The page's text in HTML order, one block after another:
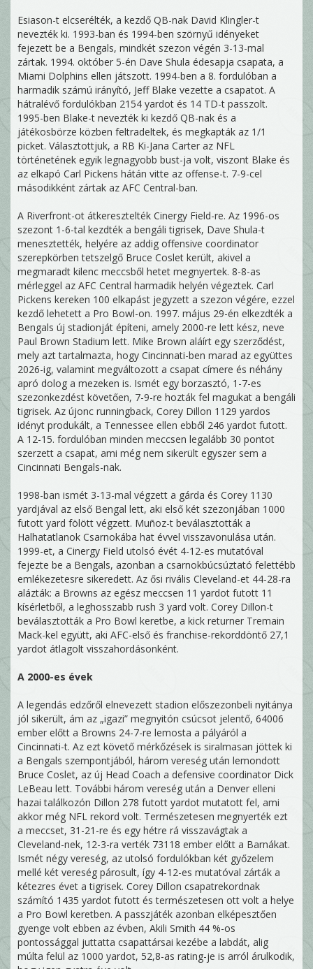
Esiason-t elcserélték, a kezdő QB-nak David Klingler-t
nevezték ki. 1993-ban és 1994-ben szörnyű idényeket
fejezett be a Bengals, mindkét szezon végén 3-13-mal
zártak. 1994. október 5-én Dave Shula édesapja csapata, a
Miami Dolphins ellen játszott. 1994-ben a 8. fordulóban a
harmadik számú irányító, Jeff Blake vezette a csapatot. A
hátralévő fordulókban 2154 yardot és 14 TD-t passzolt.
1995-ben Blake-t nevezték ki kezdő QB-nak és a
játékosbörze közben feltradeltek, és megkapták az 1/1
picket. Választottjuk, a RB Ki-Jana Carter az NFL
történetének egyik legnagyobb bust-ja volt, viszont Blake és
az elkapó Carl Pickens hátán vitte az offense-t. 7-9-cel
másodikként zártak az AFC Central-ban.
A Riverfront-ot átkeresztelték Cinergy Field-re. Az 1996-os
szezont 1-6-tal kezdték a bengáli tigrisek, Dave Shula-t
menesztették, helyére az addig offensive coordinator
szerepkörben tetszelgő Bruce Coslet került, akivel a
megmaradt kilenc meccsből hetet megnyertek. 8-8-as
mérleggel az AFC Central harmadik helyén végeztek. Carl
Pickens kereken 100 elkapást jegyzett a szezon végére, ezzel
kezdő lehetett a Pro Bowl-on. 1997. május 29-én elkezdték a
Bengals új stadionját építeni, amely 2000-re lett kész, neve
Paul Brown Stadium lett. Mike Brown aláírt egy szerződést,
mely azt tartalmazta, hogy Cincinnati-ben marad az együttes
2026-ig, valamint megváltozott a csapat címere és néhány
apró dolog a mezeken is. Ismét egy borzasztó, 1-7-es
szezonkezdést követően, 7-9-re hozták fel magukat a bengáli
tigrisek. Az újonc runningback, Corey Dillon 1129 yardos
idényt produkált, a Tennessee ellen ebből 246 yardot futott.
A 12-15. fordulóban minden meccsen legalább 30 pontot
szerzett a csapat, ami még nem sikerült egyszer sem a
Cincinnati Bengals-nak.
1998-ban ismét 3-13-mal végzett a gárda és Corey 1130
yardjával az első Bengal lett, aki első két szezonjában 1000
futott yard fölött végzett. Muñoz-t beválasztották a
Halhatatlanok Csarnokába hat évvel visszavonulása után.
1999-et, a Cinergy Field utolsó évét 4-12-es mutatóval
fejezte be a Bengals, azonban a csarnokbúcsúztató felettébb
emlékezetesre sikeredett. Az ősi rivális Cleveland-et 44-28-ra
alázták: a Browns az egész meccsen 11 yardot futott 11
kísérletből, a leghosszabb rush 3 yard volt. Corey Dillon-t
beválasztották a Pro Bowl keretbe, a kick returner Tremain
Mack-kel együtt, aki AFC-első és franchise-rekorddöntő 27,1
yardot átlagolt visszahordásonként.
A 2000-es évek
A legendás edzőről elnevezett stadion előszezonbeli nyitánya
jól sikerült, ám az „igazi” megnyitón csúcsot jelentő, 64006
ember előtt a Browns 24-7-re lemosta a pályáról a
Cincinnati-t. Az ezt követő mérkőzések is siralmasan jöttek ki
a Bengals szempontjából, három vereség után lemondott
Bruce Coslet, az új Head Coach a defensive coordinator Dick
LeBeau lett. További három vereség után a Denver elleni
hazai találkozón Dillon 278 futott yardot mutatott fel, ami
akkor még NFL rekord volt. Természetesen megnyerték ezt
a meccset, 31-21-re és egy hétre rá visszavágtak a
Cleveland-nek, 12-3-ra verték 73118 ember előtt a Barnákat.
Ismét négy vereség, az utolsó fordulókban két győzelem
mellé két vereség párosult, így 4-12-es mutatóval zárták a
kétezres évet a tigrisek. Corey Dillon csapatrekordnak
számító 1435 yardot futott és természetesen ott volt a helye
a Pro Bowl keretben. A passzjáték azonban elképesztően
gyenge volt ebben az évben, Akili Smith 44 %-os
pontossággal juttatta csapattársai kezébe a labdát, alig
múlta felül az 1000 yardot, 52,8-as rating-je is arról árulkodik,